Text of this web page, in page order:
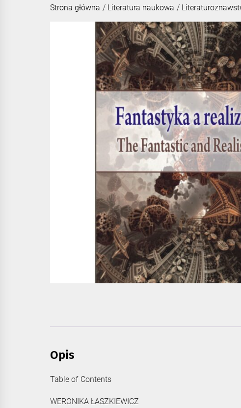
Strona główna / Literatura naukowa /
Opis
Table of Contents
WERONIKA ŁASZKIEWICZ